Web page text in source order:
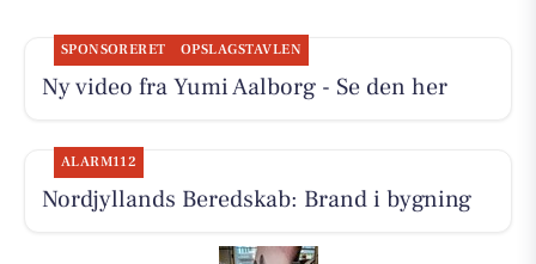
SPONSORERET OPSLAGSTAVLEN
Ny video fra Yumi Aalborg - Se den her
ALARM112
Nordjyllands Beredskab: Brand i bygning